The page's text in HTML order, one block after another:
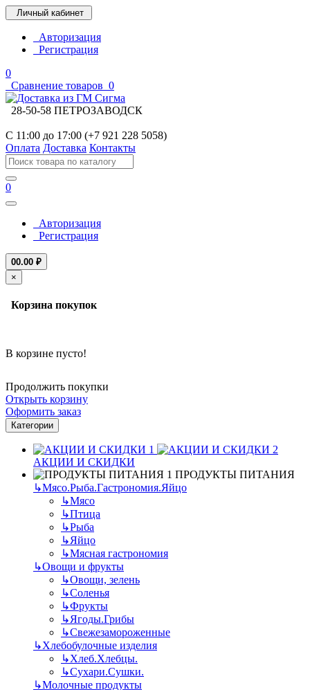
Личный кабинет
Авторизация
Регистрация
0
Сравнение товаров 0
28-50-58 ПЕТРОЗАВОДСК
С 11:00 до 17:00 (+7 921 228 5058)
Оплата Доставка Контакты
0
Авторизация
Регистрация
00.00 ₽
×
Корзина покупок
В корзине пусто!
Продолжить покупки
Открыть корзину
Оформить заказ
Категории
АКЦИИ И СКИДКИ
ПРОДУКТЫ ПИТАНИЯ
↳Мясо.Рыба.Гастрономия.Яйцо
↳Мясо
↳Птица
↳Рыба
↳Яйцо
↳Мясная гастрономия
↳Овощи и фрукты
↳Овощи, зелень
↳Соленья
↳Фрукты
↳Ягоды.Грибы
↳Свежезамороженные
↳Хлебобулочные изделия
↳Хлеб.Хлебцы.
↳Сухари.Сушки.
↳Молочные продукты